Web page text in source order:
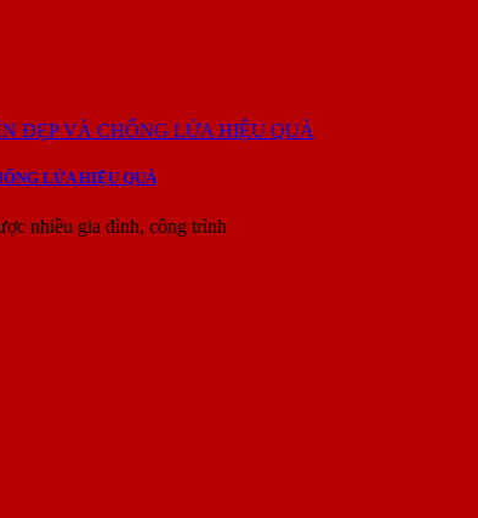
LỬA HIỆU QUẢ
nhiều gia đình, công trình